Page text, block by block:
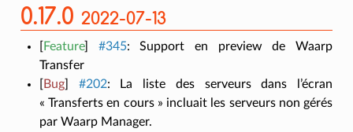
0.17.0 2022-07-13
Feature] #345: Support en preview de Waarp
Transfer
Bug] #202: La liste des serveurs dans l’écran
« Transferts en cours » incluait les serveurs non gérés
par Waarp Manager.